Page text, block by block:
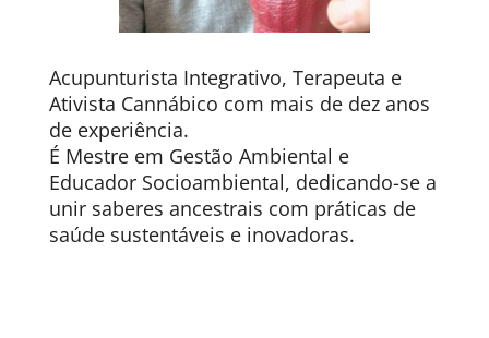
Acupunturista Integrativo, Terapeuta e
Ativista Cannábico com mais de dez anos
de experiência.
É Mestre em Gestão Ambiental e
Educador Socioambiental, dedicando-se a
unir saberes ancestrais com práticas de
saúde sustentáveis e inovadoras.